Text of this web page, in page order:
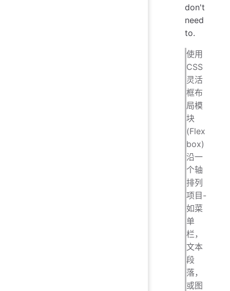
don't
need
to.
使用
CSS
灵活
框布
局模
块
(Flex
box)
沿一
个轴
排列
项目-
如菜
单
栏，
文本
段
落，
或图